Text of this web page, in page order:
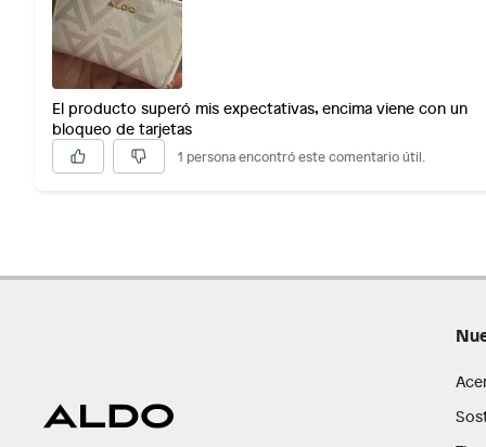
El producto superó mis expectativas, encima viene con un
bloqueo de tarjetas
1 persona encontró este comentario útil.